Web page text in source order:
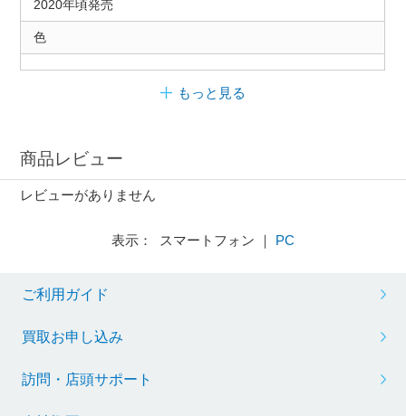
2020年頃発売
色
もっと見る
商品レビュー
レビューがありません
表示： スマートフォン ｜ PC
ご利用ガイド
買取お申し込み
訪問・店頭サポート